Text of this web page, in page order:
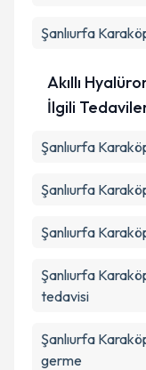
Şanlıurfa
Akıllı
İlgili
Şanlıurfa
Şanlıurfa
Şanlıurfa
Şanlıurfa
tedavisi
Şanlıurfa
germe